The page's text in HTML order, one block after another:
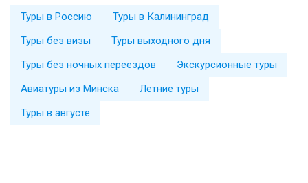
Туры в Россию
Туры в Калининград
Туры без визы
Туры выходного дня
Туры без ночных переездов
Экскурсионные туры
Авиатуры из Минска
Летние туры
Туры в августе